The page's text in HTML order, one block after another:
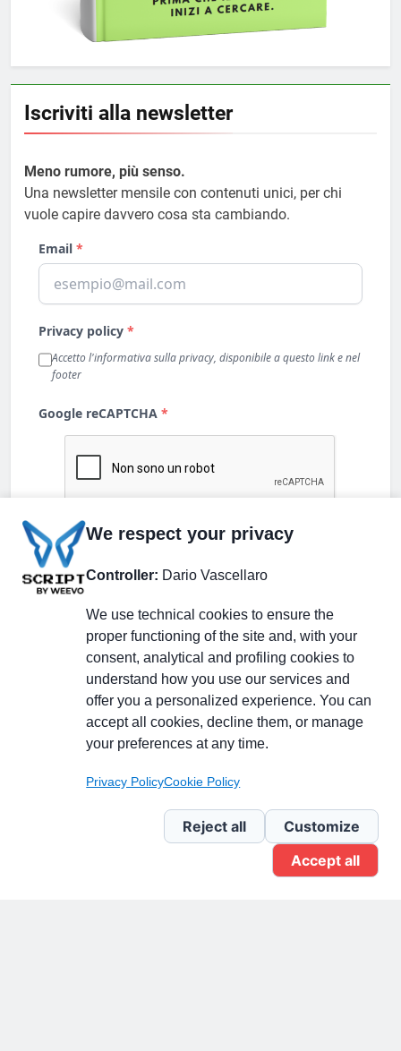
Iscriviti alla newsletter
Meno rumore, più senso.
Una newsletter mensile con contenuti unici, per chi
vuole capire davvero cosa sta cambiando.
Partecipa alla discussione
Pagina Linkedin
Newsletter Linkedin
We respect your privacy
Controller: Dario Vascellaro
We use technical cookies to ensure the
proper functioning of the site and, with your
consent, analytical and profiling cookies to
understand how you use our services and
offer you a personalized experience. You can
accept all cookies, decline them, or manage
your preferences at any time.
Privacy PolicyCookie Policy
Reject all
Customize
Accept all